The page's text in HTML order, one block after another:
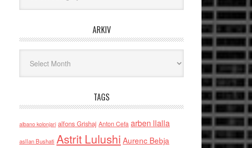
ARKIV
TAGS
albano kolonjari alfons Grishaj Anton Cefa arben llalla
asllan Bushati Astrit Lulushi Aurenc Bebja